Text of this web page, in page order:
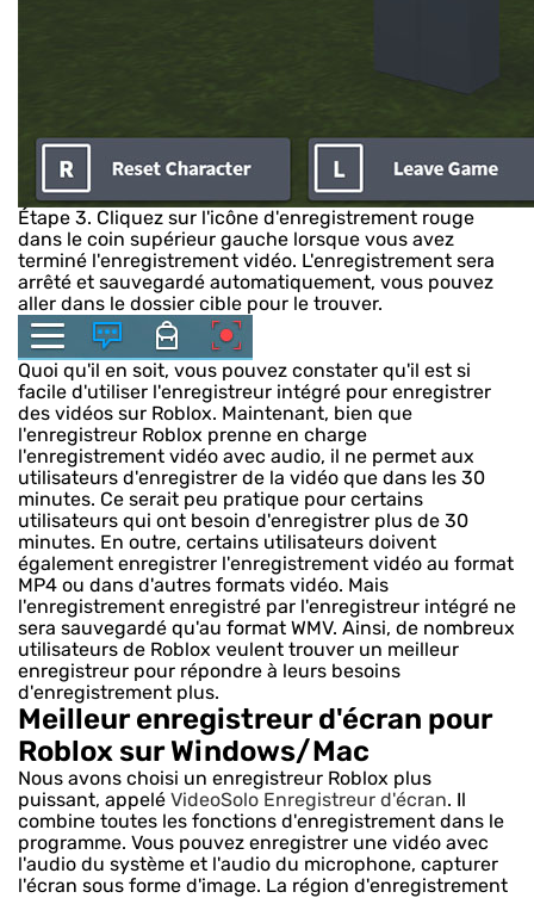
Étape 3. Cliquez sur l'icône d'enregistrement rouge
dans le coin supérieur gauche lorsque vous avez
terminé l'enregistrement vidéo. L'enregistrement sera
arrêté et sauvegardé automatiquement, vous pouvez
aller dans le dossier cible pour le trouver.
Quoi qu'il en soit, vous pouvez constater qu'il est si
facile d'utiliser l'enregistreur intégré pour enregistrer
des vidéos sur Roblox. Maintenant, bien que
l'enregistreur Roblox prenne en charge
l'enregistrement vidéo avec audio, il ne permet aux
utilisateurs d'enregistrer de la vidéo que dans les 30
minutes. Ce serait peu pratique pour certains
utilisateurs qui ont besoin d'enregistrer plus de 30
minutes. En outre, certains utilisateurs doivent
également enregistrer l'enregistrement vidéo au format
MP4 ou dans d'autres formats vidéo. Mais
l'enregistrement enregistré par l'enregistreur intégré ne
sera sauvegardé qu'au format WMV. Ainsi, de nombreux
utilisateurs de Roblox veulent trouver un meilleur
enregistreur pour répondre à leurs besoins
d'enregistrement plus.
Meilleur enregistreur d'écran pour
Roblox sur Windows/Mac
Nous avons choisi un enregistreur Roblox plus
puissant, appelé VideoSolo Enregistreur d'écran. Il
combine toutes les fonctions d'enregistrement dans le
programme. Vous pouvez enregistrer une vidéo avec
l'audio du système et l'audio du microphone, capturer
l'écran sous forme d'image. La région d'enregistrement